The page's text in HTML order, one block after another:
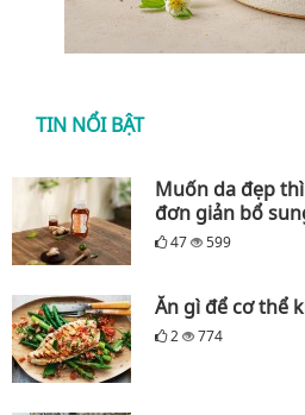
TIN NỔI BẬT
Muốn da đẹp
đơn giản bổ
47 599
Ăn gì để cơ thể
2 774